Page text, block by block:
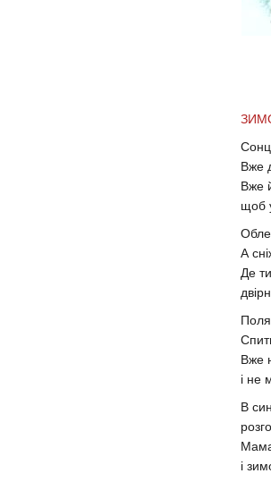
Вже
Вже
щоб
А
Де
Вже
і не
В
і